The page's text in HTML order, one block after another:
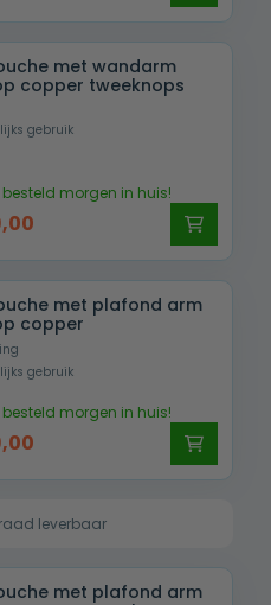
is:
€ 489,00.
met wandarm
copper tweeknops
gebruik
morgen in huis!
is:
€ 469,00.
met plafond arm
copper
gebruik
morgen in huis!
€ 469,00.
leverbaar
met plafond arm